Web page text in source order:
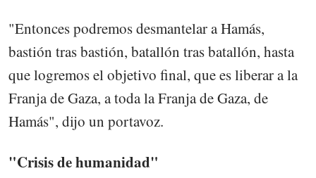
"Entonces podremos desmantelar a Hamás,
bastión tras bastión, batallón tras batallón, hasta
que logremos el objetivo final, que es liberar a la
Franja de Gaza, a toda la Franja de Gaza, de
Hamás", dijo un portavoz.
"Crisis de humanidad"